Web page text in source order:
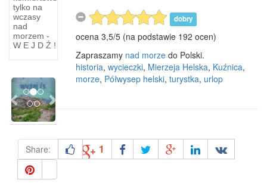
tylko na
wczasy
nad
morzem -
W E J D Ź !
Krótkie
wycieczki
z
Chmielna
wyżej (s.
PreviousNext
dobry
ocena 3,5/5 (na podstawie 192 ocen)
Zapraszamy nad morze do Polski.
historia, wycieczki, Mierzeja Helska, Kuźnica,
morze, Półwysep helski, turystka, urlop
Share: 1